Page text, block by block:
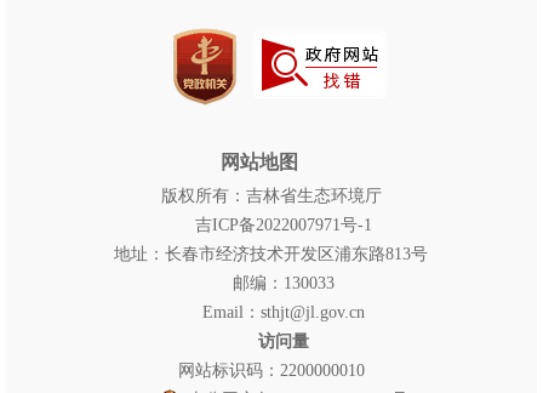
网站地图
版权所有：吉林省生态环境厅
吉ICP备2022007971号-1
地址：长春市经济技术开发区浦东路813号
邮编：130033
Email：sthjt@jl.gov.cn
访问量
网站标识码：2200000010